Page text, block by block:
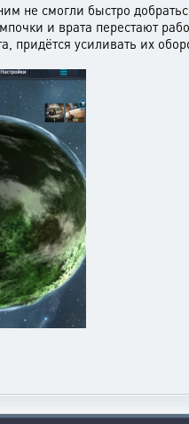
не смогли быстро
и врата перестают
придётся усиливать их